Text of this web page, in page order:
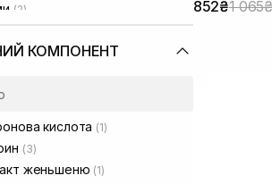
(2)
обличчя з порушеним
(2)
обличчя з порушеним
шкіра голови
шкіра голови
та для стимуляції
волосся(1)
КОМПОНЕНТ
кислота (1)
(3)
женьшеню (1)
852₴1 065₴